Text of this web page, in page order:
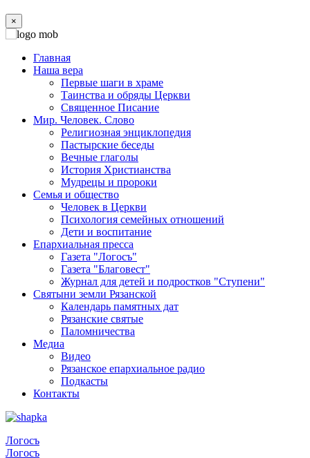
×
Главная
Наша вера
Первые шаги в храме
Таинства и обряды Церкви
Священное Писание
Мир. Человек. Слово
Религиозная энциклопедия
Пастырские беседы
Вечные глаголы
История Христианства
Мудрецы и пророки
Семья и общество
Человек в Церкви
Психология семейных отношений
Дети и воспитание
Епархиальная пресса
Газета "Логосъ"
Газета "Благовест"
Журнал для детей и подростков "Ступени"
Святыни земли Рязанской
Календарь памятных дат
Рязанские святые
Паломничества
Медиа
Видео
Рязанское епархиальное радио
Подкасты
Контакты
Логосъ
Логосъ